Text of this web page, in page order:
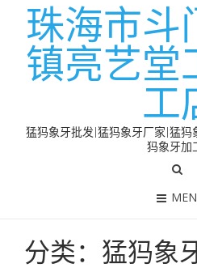
珠海市斗
镇亮艺堂
工
猛犸象牙批发|猛犸象牙厂家|猛
犸象牙加
分类：猛犸象